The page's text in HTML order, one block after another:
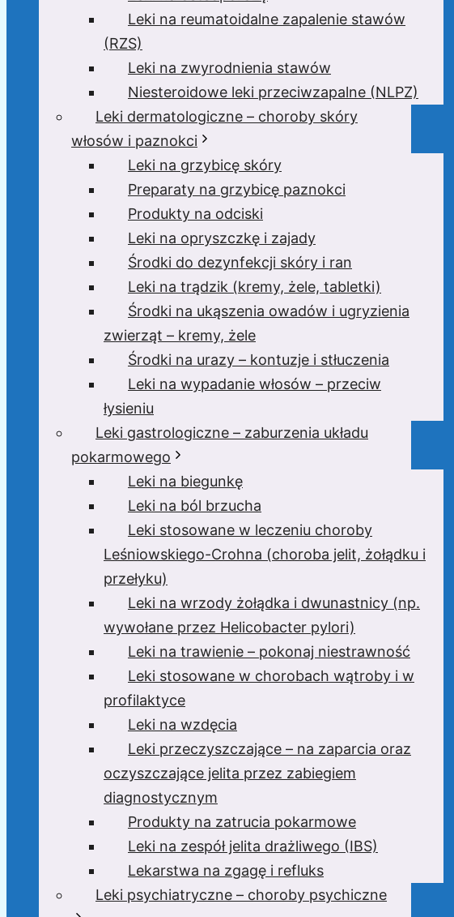
Leki na reumatoidalne zapalenie stawów
(RZS)
Leki na zwyrodnienia stawów
Niesteroidowe leki przeciwzapalne (NLPZ)
Leki dermatologiczne – choroby skóry
włosów i paznokci
Leki na grzybicę skóry
Preparaty na grzybicę paznokci
Produkty na odciski
Leki na opryszczkę i zajady
Środki do dezynfekcji skóry i ran
Leki na trądzik (kremy, żele, tabletki)
Środki na ukąszenia owadów i ugryzienia
zwierząt – kremy, żele
Środki na urazy – kontuzje i stłuczenia
Leki na wypadanie włosów – przeciw
łysieniu
Leki gastrologiczne – zaburzenia układu
pokarmowego
Leki na biegunkę
Leki na ból brzucha
Leki stosowane w leczeniu choroby
Leśniowskiego-Crohna (choroba jelit, żołądku i
przełyku)
Leki na wrzody żołądka i dwunastnicy (np.
wywołane przez Helicobacter pylori)
Leki na trawienie – pokonaj niestrawność
Leki stosowane w chorobach wątroby i w
profilaktyce
Leki na wzdęcia
Leki przeczyszczające – na zaparcia oraz
oczyszczające jelita przez zabiegiem
diagnostycznym
Produkty na zatrucia pokarmowe
Leki na zespół jelita drażliwego (IBS)
Lekarstwa na zgagę i refluks
Leki psychiatryczne – choroby psychiczne